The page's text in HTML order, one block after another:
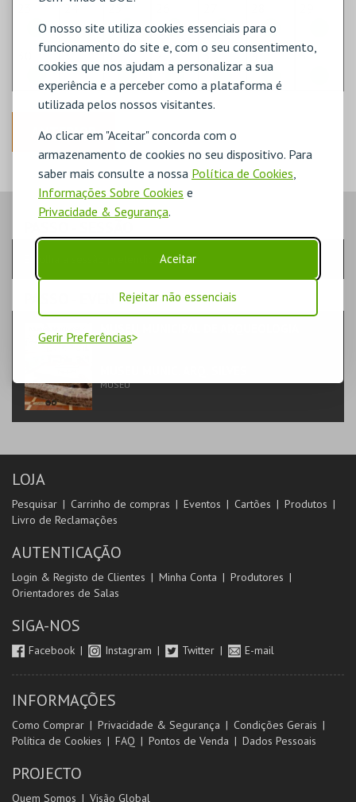
O nosso site utiliza cookies essenciais para o
funcionamento do site e, com o seu consentimento,
cookies que nos ajudam a personalizar a sua
experiência e a perceber como a plataforma é
utilizada pelos nossos visitantes.
Ao clicar em "Aceitar" concorda com o
armazenamento de cookies no seu dispositivo. Para
saber mais consulte a nossa Política de Cookies
Informações Sobre Cookies e
Privacidade & Segurança.
Aceitar
Rejeitar não essenciais
Gerir Preferências
31 1 2 3 4 5
ANTERIOR
- EVENTO
MUSEU MUNICIPAL DE ARQUEOLOGIA
TEATRO & ARTE | MUSEU
MUSEU
LOJA
Pesquisar Carrinho de compras Eventos Cartões
Produtos
Livro de Reclamações
AUTENTICAÇÃO
Login & Registo de Clientes Minha Conta
Produtores
Orientadores de Salas
SIGA-NOS
Facebook Instagram Twitter E-mail
INFORMAÇÕES
Como Comprar Privacidade & Segurança
Condições Gerais
Política de Cookies
FAQ Pontos de Venda Dados Pessoais
PROJECTO
Quem Somos Visão Global